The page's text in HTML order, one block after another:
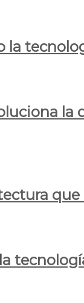
la